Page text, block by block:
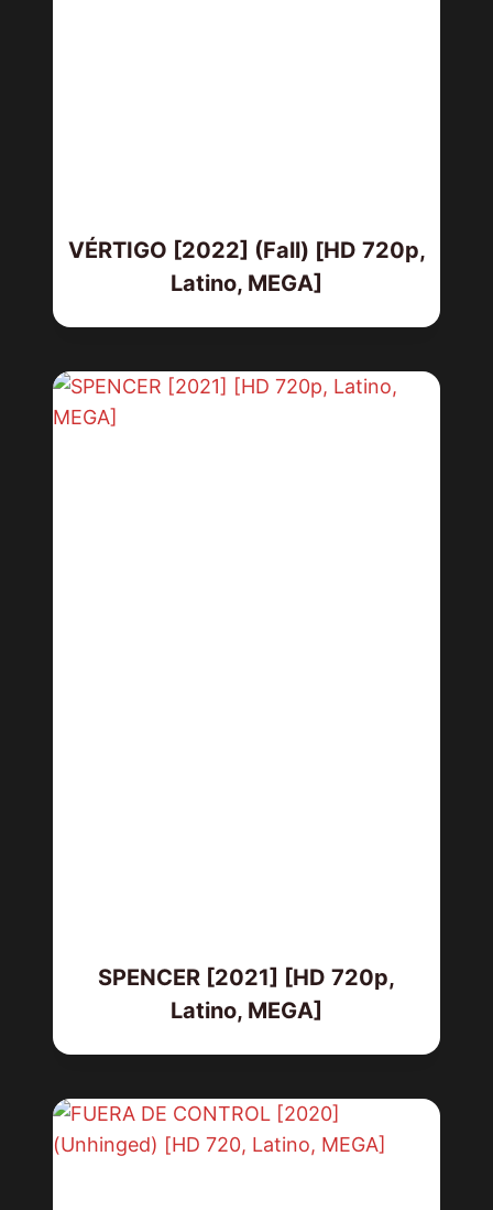
VÉRTIGO [2022] (Fall) [HD 720p,
Latino, MEGA]
SPENCER [2021] [HD 720p,
Latino, MEGA]